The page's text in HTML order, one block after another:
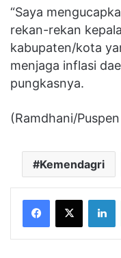
“Saya
rekan-rekan
kabupaten/kota
menjaga inflasi
pungkasnya.
(Ramdhani/
Kemendagri
Facebook
X